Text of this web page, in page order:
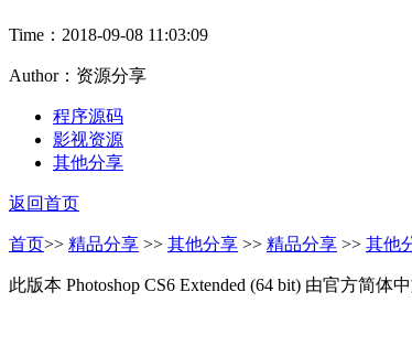
Time： 2018-09-08 11:03:09
Author：资源分享
程序源码
影视资源
其他分享
返回首页
首页>> 精品分享 >> 其他分享 >> 精品分享 >> 其他
此版本 Photoshop CS6 Extended (64 bit) 由官方简